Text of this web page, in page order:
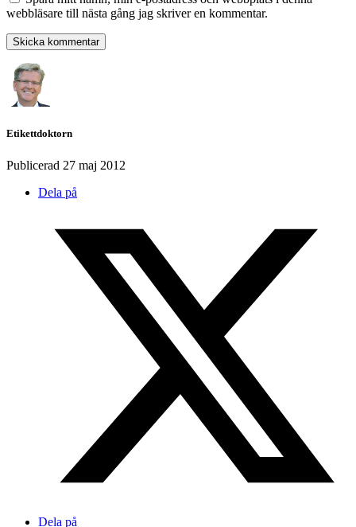
webbläsare till nästa gång jag skriver en kommentar.
Etikettdoktorn
Publicerad 27 maj 2012
Dela på
Dela på